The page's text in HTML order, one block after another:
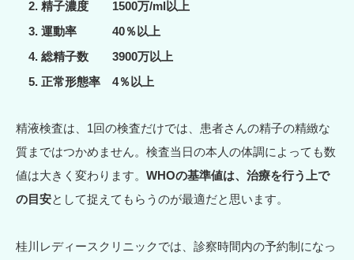
精子濃度 1500万/ml以上
運動率 40％以上
総精子数 3900万以上
正常形態率 4％以上
精液検査は、1回の検査だけでは、患者さんの精子の精緻な
質まではつかめません。検査当日の本人の体調によっても数
値は大きく変わります。 WHOの基準値は、治療を行う上で
の目安として捉えてもらうのが最適だと思います。
桂川レディースクリニックでは、診察時間内の予約制になっ